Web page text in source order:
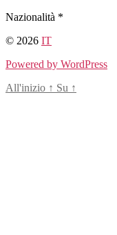
Salta
contenuto
Nazionalità *
© 2026 IT
Powered by WordPress
All'inizio ↑ Su ↑